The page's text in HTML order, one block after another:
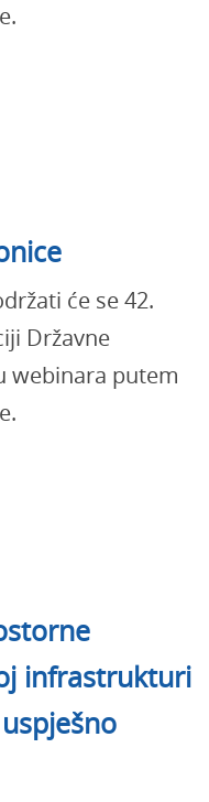
će se 42.
Državne
webinara putem
infrastrukturi